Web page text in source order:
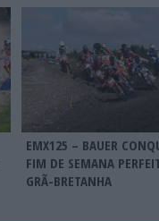
EMX125 – BAUER
FIM DE SEMANA
GRÃ-BRETANHA